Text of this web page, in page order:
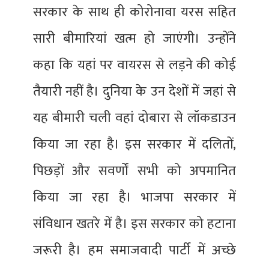
सरकार के साथ ही कोरोनावा यरस सहित
सारी बीमारियां खत्म हो जाएंगी। उन्होंने
कहा कि यहां पर वायरस से लड़ने की कोई
तैयारी नहीं है। दुनिया के उन देशों में जहां से
यह बीमारी चली वहां दोबारा से लॉकडाउन
किया जा रहा है। इस सरकार में दलितों,
पिछड़ों और सवर्णों सभी को अपमानित
किया जा रहा है। भाजपा सरकार में
संविधान खतरे में है। इस सरकार को हटाना
जरूरी है। हम समाजवादी पार्टी में अच्छे